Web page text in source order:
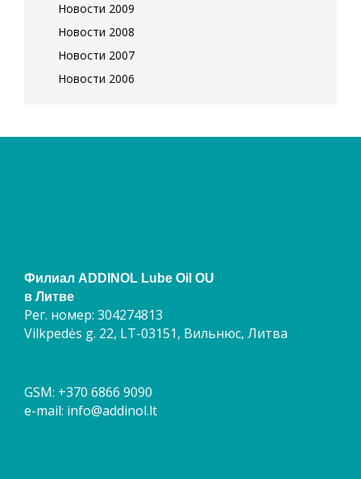
Новости 2009
Новости 2008
Новости 2007
Новости 2006
Филиал ADDINOL Lube Oil OU
в Литве
Рег. номер: 304274813
Vilkpedės g. 22, LT-03151, Вильнюс, Литва
GSM: +370 6866 9090
e-mail: info@addinol.lt